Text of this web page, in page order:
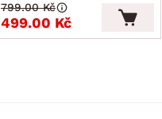
499.00 Kč
799.00 Kč